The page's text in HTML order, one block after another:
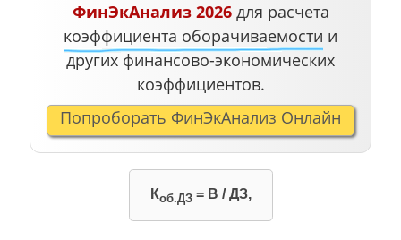
ФинЭкАнализ 2026для расчета
коэффициента оборачиваемости и
других финансово-экономических
коэффициентов.
Попроборать ФинЭкАнализ Онлайн
Коб.ДЗ= В / ДЗ,